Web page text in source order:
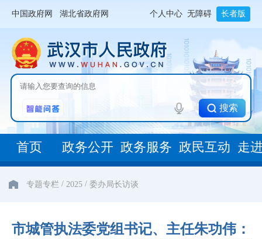
中国政府网 湖北省政府网 个人中心 无障碍 长者版
搜索
首页 政务公开 政务服务 政民互动 走
专题专栏 / 2025 / 委办局长访谈
市城管执法委党组书记、主任朱功伟：